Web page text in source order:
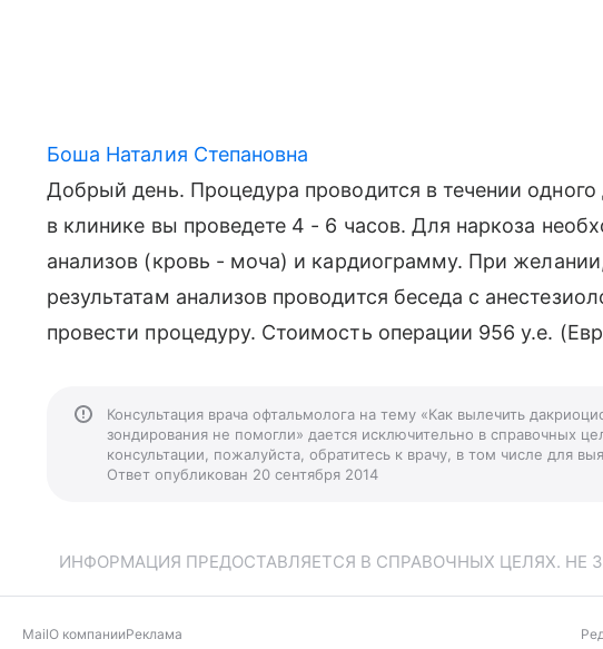
Боша Наталия Степановна
Добрый день. Процедура проводится в течении
в клинике вы проведете 4 - 6 часов. Для наркоза
анализов (кровь - моча) и кардиограмму. При
результатам анализов проводится беседа с
провести процедуру. Стоимость операции 956 у.е.
Консультация врача офтальмолога на тему «Как вылечить
зондирования не помогли» дается исключительно в справочных
консультации, пожалуйста, обратитесь к врачу, в том числе для
Ответ опубликован 20 сентября 2014
ИНФОРМАЦИЯ ПРЕДОСТАВЛЯЕТСЯ В СПРАВОЧНЫХ ЦЕЛЯХ. НЕ
MailО компанииРеклама